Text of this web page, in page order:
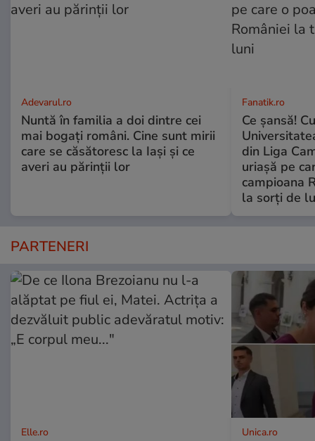
Adevarul.ro
Nuntă în familia a doi dintre cei
mai bogați români. Cine sunt mirii
care se căsătoresc la Iași și ce
averi au părinții lor
Fanatik.ro
Ce şansă!
din Liga
uriașă pe
campioana
la sorți de
PARTENERI
Elle.ro Unica.ro